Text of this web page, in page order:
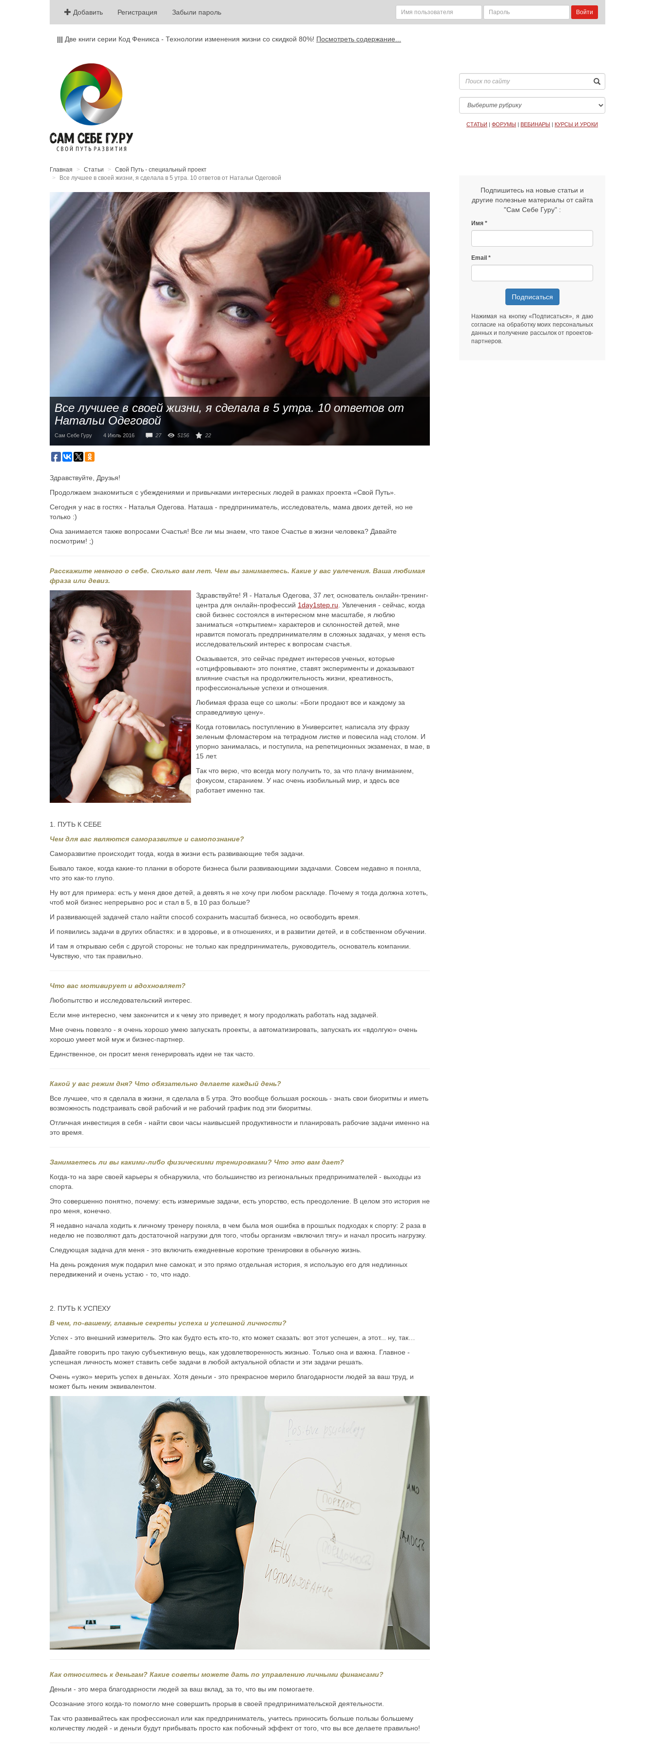
Добавить Регистрация Забыли пароль Войти
||| Две книги серии Код Феникса - Технологии изменения жизни со скидкой 80%! Посмотреть содержание...
СТАТЬИ | ФОРУМЫ | ВЕБИНАРЫ | КУРСЫ И УРОКИ
Главная Статьи
Свой Путь - специальный проект
Все лучшее в своей жизни, я сделала в 5 утра. 10 ответов от Натальи Одеговой
Все лучшее в своей жизни, я сделала в 5 утра. 10 ответов от
Натальи Одеговой
Сам Себе Гуру 4 Июль 2016 27 5156 22
Здравствуйте, Друзья!
Продолжаем знакомиться с убеждениями и привычками интересных людей в рамках проекта «Свой Путь».
Сегодня у нас в гостях - Наталья Одегова. Наташа - предприниматель, исследователь, мама двоих детей, но не
только :)
Она занимается также вопросами Счастья! Все ли мы знаем, что такое Счастье в жизни человека? Давайте
посмотрим! ;)
Расскажите немного о себе. Сколько вам лет. Чем вы занимаетесь. Какие у вас увлечения. Ваша любимая
фраза или девиз.
Здравствуйте! Я - Наталья Одегова, 37 лет, основатель онлайн-тренинг-
центра для онлайн-профессий 1day1step.ru. Увлечения - сейчас, когда
свой бизнес состоялся в интересном мне масштабе, я люблю
заниматься «открытием» характеров и склонностей детей, мне
нравится помогать предпринимателям в сложных задачах, у меня есть
исследовательский интерес к вопросам счастья.
Оказывается, это сейчас предмет интересов ученых, которые
«отцифровывают» это понятие, ставят эксперименты и доказывают
влияние счастья на продолжительность жизни, креативность,
профессиональные успехи и отношения.
Любимая фраза еще со школы: «Боги продают все и каждому за
справедливую цену».
Когда готовилась поступлению в Университет, написала эту фразу
зеленым фломастером на тетрадном листке и повесила над столом. И
упорно занималась, и поступила, на репетиционных экзаменах, в мае, в
15 лет.
Так что верю, что всегда могу получить то, за что плачу вниманием,
фокусом, старанием. У нас очень изобильный мир, и здесь все
работает именно так.
1. ПУТЬ К СЕБЕ
Чем для вас являются саморазвитие и самопознание?
Саморазвитие происходит тогда, когда в жизни есть развивающие тебя задачи.
Бывало такое, когда какие-то планки в обороте бизнеса были развивающими задачами. Совсем недавно я поняла,
что это как-то глупо.
Ну вот для примера: есть у меня двое детей, а девять я не хочу при любом раскладе. Почему я тогда должна хотеть,
чтоб мой бизнес непрерывно рос и стал в 5, в 10 раз больше?
И развивающей задачей стало найти способ сохранить масштаб бизнеса, но освободить время.
И появились задачи в других областях: и в здоровье, и в отношениях, и в развитии детей, и в собственном обучении.
И там я открываю себя с другой стороны: не только как предприниматель, руководитель, основатель компании.
Чувствую, что так правильно.
Что вас мотивирует и вдохновляет?
Любопытство и исследовательский интерес.
Если мне интересно, чем закончится и к чему это приведет, я могу продолжать работать над задачей.
Мне очень повезло - я очень хорошо умею запускать проекты, а автоматизировать, запускать их «вдолгую» очень
хорошо умеет мой муж и бизнес-партнер.
Единственное, он просит меня генерировать идеи не так часто.
Какой у вас режим дня? Что обязательно делаете каждый день?
Все лучшее, что я сделала в жизни, я сделала в 5 утра. Это вообще большая роскошь - знать свои биоритмы и иметь
возможность подстраивать свой рабочий и не рабочий график под эти биоритмы.
Отличная инвестиция в себя - найти свои часы наивысшей продуктивности и планировать рабочие задачи именно на
это время.
Занимаетесь ли вы какими-либо физическими тренировками? Что это вам дает?
Когда-то на заре своей карьеры я обнаружила, что большинство из региональных предпринимателей - выходцы из
спорта.
Это совершенно понятно, почему: есть измеримые задачи, есть упорство, есть преодоление. В целом это история не
про меня, конечно.
Я недавно начала ходить к личному тренеру поняла, в чем была моя ошибка в прошлых подходах к спорту: 2 раза в
неделю не позволяют дать достаточной нагрузки для того, чтобы организм «включил тягу» и начал просить нагрузку.
Следующая задача для меня - это включить ежедневные короткие тренировки в обычную жизнь.
На день рождения муж подарил мне самокат, и это прямо отдельная история, я использую его для недлинных
передвижений и очень устаю - то, что надо.
2. ПУТЬ К УСПЕХУ
В чем, по-вашему, главные секреты успеха и успешной личности?
Успех - это внешний измеритель. Это как будто есть кто-то, кто может сказать: вот этот успешен, а этот... ну, так…
Давайте говорить про такую субъективную вещь, как удовлетворенность жизнью. Только она и важна. Главное -
успешная личность может ставить себе задачи в любой актуальной области и эти задачи решать.
Очень «узко» мерить успех в деньгах. Хотя деньги - это прекрасное мерило благодарности людей за ваш труд, и
может быть неким эквивалентом.
Как относитесь к деньгам? Какие советы можете дать по управлению личными финансами?
Деньги - это мера благодарности людей за ваш вклад, за то, что вы им помогаете.
Осознание этого когда-то помогло мне совершить прорыв в своей предпринимательской деятельности.
Так что развивайтесь как профессионал или как предприниматель, учитесь приносить больше пользы большему
количеству людей - и деньги будут прибывать просто как побочный эффект от того, что вы все делаете правильно!
Подпишитесь на новые статьи и
другие полезные материалы от сайта
"Сам Себе Гуру" :
Имя
Email
Подписаться
Нажимая на кнопку «Подписаться», я даю
согласие на обработку моих персональных
данных и получение рассылок от проектов-
партнеров.